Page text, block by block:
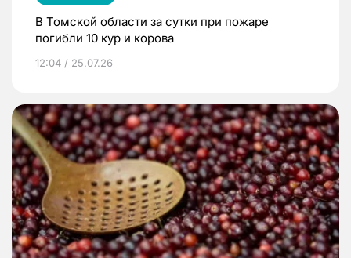
В Томской области за сутки при пожаре
погибли 10 кур и корова
12:04 / 25.07.26